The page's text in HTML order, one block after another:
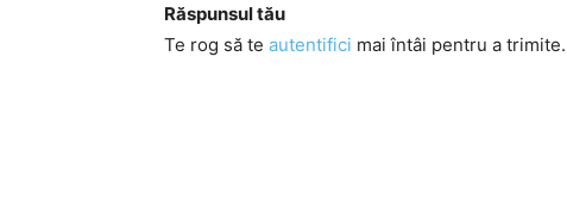
Răspunsul tău
Te rog să te autentifici mai întâi pentru a trimite.